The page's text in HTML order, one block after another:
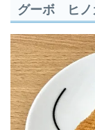
グーボ ヒノ